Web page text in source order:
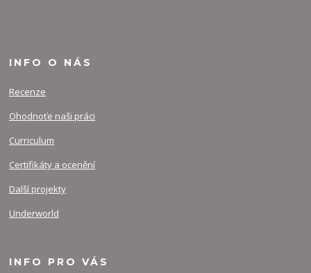
INFO O NÁS
Recenze
Ohodnoťe naši práci
Curriculum
Certifikáty a ocenění
Další projekty
Underworld
INFO PRO VÁS